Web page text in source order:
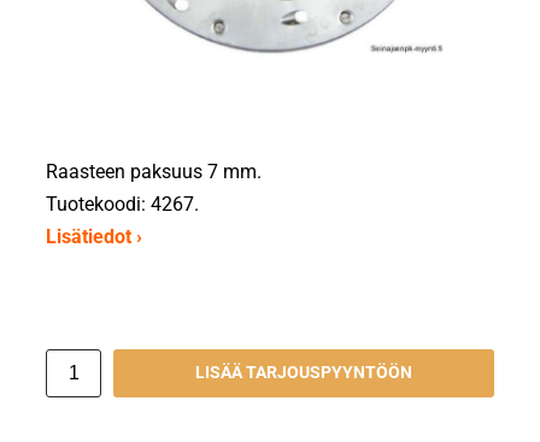
Raasteen paksuus 7 mm.
Tuotekoodi: 4267.
Lisätiedot ›
LISÄÄ TARJOUSPYYNTÖÖN